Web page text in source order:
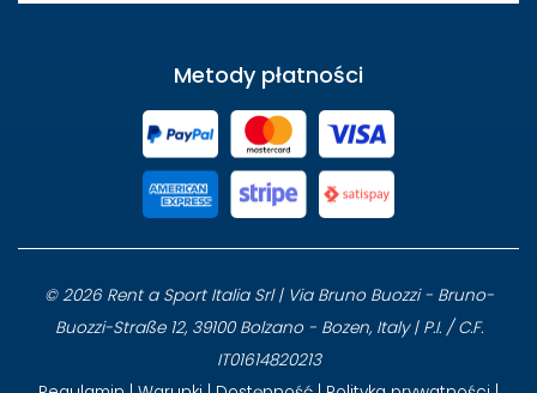
Metody płatności
© 2026 Rent a Sport Italia Srl | Via Bruno Buozzi - Bruno-
Buozzi-Straße 12, 39100 Bolzano - Bozen, Italy | P.I. / C.F.
IT01614820213